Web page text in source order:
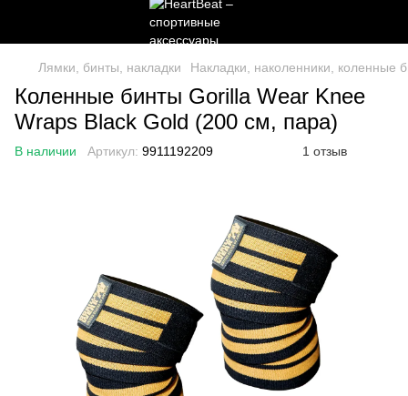
Лямки, бинты, накладки Накладки, наколенники, коленные
Коленные бинты Gorilla Wear Knee
Wraps Black Gold (200 см, пара)
В наличии Артикул: 9911192209 1 отзыв